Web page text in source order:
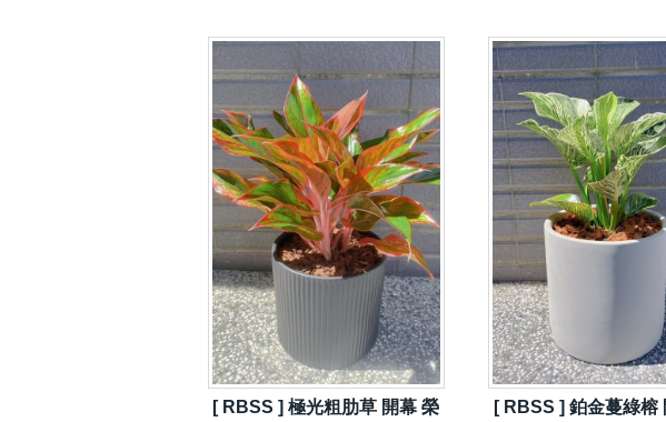
[ RBSS ] 極光粗肋草 開幕 榮
[ RBSS ] 鉑金蔓綠榕